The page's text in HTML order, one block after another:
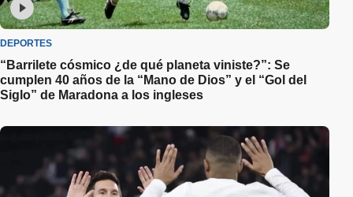
DEPORTES
“Barrilete cósmico ¿de qué planeta viniste?”: Se
cumplen 40 años de la “Mano de Dios” y el “Gol del
Siglo” de Maradona a los ingleses